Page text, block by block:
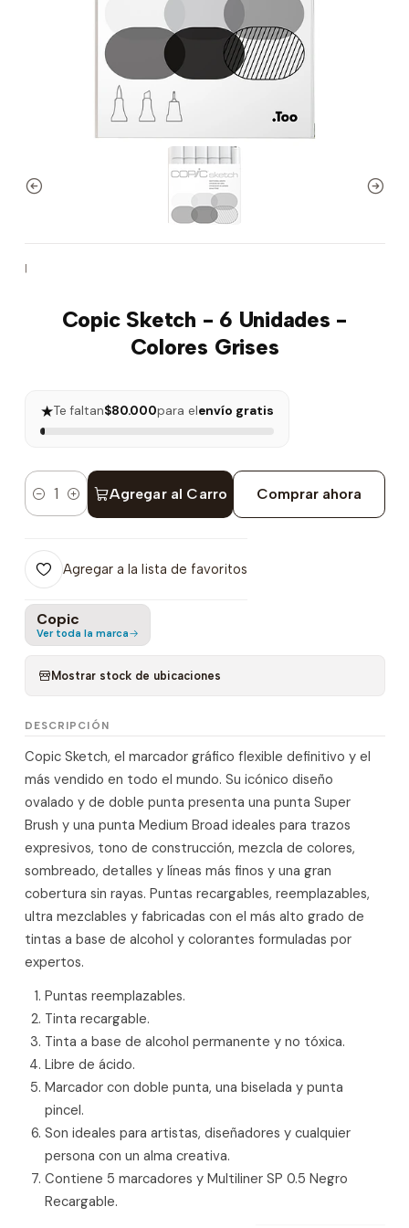
|
Copic Sketch - 6 Unidades -
Colores Grises
★Te faltan$80.000para elenvío gratis
Cantidad Agregar al Carro Comprar ahora
Agregar a la lista de favoritos
Copic
Ver toda la marca
Mostrar stock de ubicaciones
DESCRIPCIÓN
Copic Sketch, el marcador gráfico flexible definitivo y el
más vendido en todo el mundo. Su icónico diseño
ovalado y de doble punta presenta una punta Super
Brush y una punta Medium Broad ideales para trazos
expresivos, tono de construcción, mezcla de colores,
sombreado, detalles y líneas más finos y una gran
cobertura sin rayas. Puntas recargables, reemplazables,
ultra mezclables y fabricadas con el más alto grado de
tintas a base de alcohol y colorantes formuladas por
expertos.
Puntas reemplazables.
Tinta recargable.
Tinta a base de alcohol permanente y no tóxica.
Libre de ácido.
Marcador con doble punta, una biselada y punta
pincel.
Son ideales para artistas, diseñadores y cualquier
persona con un alma creativa.
Contiene 5 marcadores y Multiliner SP 0.5 Negro
Recargable.